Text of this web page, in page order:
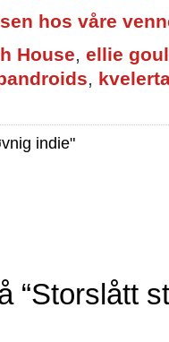
hos våre
House, ellie
,
indie"
“Storslått